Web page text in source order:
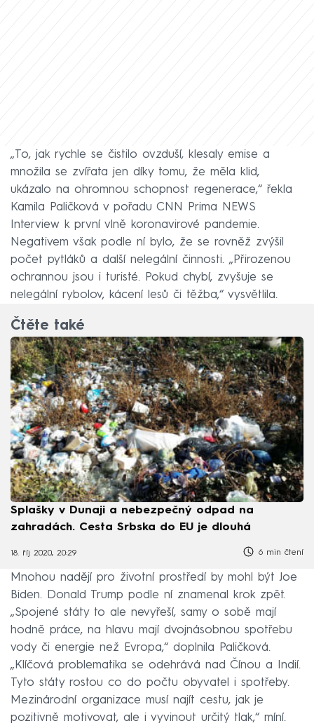
„To, jak rychle se čistilo ovzduší, klesaly emise a
množila se zvířata jen díky tomu, že měla klid,
ukázalo na ohromnou schopnost regenerace,“ řekla
Kamila Paličková v pořadu CNN Prima NEWS
Interview k první vlně koronavirové pandemie.
Negativem však podle ní bylo, že se rovněž zvýšil
počet pytláků a další nelegální činnosti. „Přirozenou
ochrannou jsou i turisté. Pokud chybí, zvyšuje se
nelegální rybolov, kácení lesů či těžba,“ vysvětlila.
Čtěte také
Splašky v Dunaji a nebezpečný odpad na
zahradách. Cesta Srbska do EU je dlouhá
18. říj 2020, 20:29 6 min čtení
Mnohou nadějí pro životní prostředí by mohl být Joe
Biden. Donald Trump podle ní znamenal krok zpět.
„Spojené státy to ale nevyřeší, samy o sobě mají
hodně práce, na hlavu mají dvojnásobnou spotřebu
vody či energie než Evropa,“ doplnila Paličková.
„Klíčová problematika se odehrává nad Čínou a Indií.
Tyto státy rostou co do počtu obyvatel i spotřeby.
Mezinárodní organizace musí najít cestu, jak je
pozitivně motivovat, ale i vyvinout určitý tlak,“ míní.